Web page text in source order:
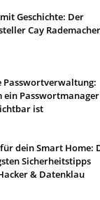
Geschichte: Der
Cay Rademacher
Passwortverwaltung:
ein Passwortmanager
ist
dein Smart Home:
Sicherheitstipps
& Datenklau